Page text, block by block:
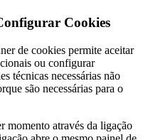
Cookies
de cookies permite aceitar
ou configurar
técnicas necessárias não
são necessárias para o
momento através da ligação